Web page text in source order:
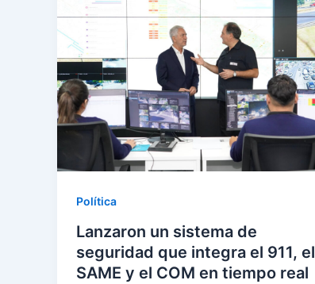
Política
Lanzaron un sistema de
seguridad que integra el 911, el
SAME y el COM en tiempo real